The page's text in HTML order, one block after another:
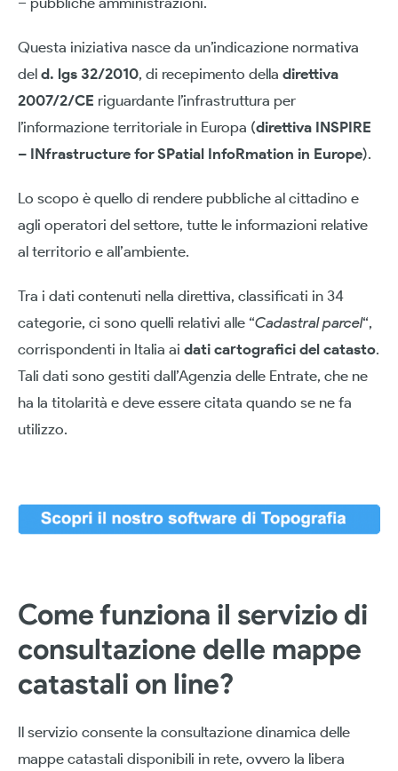
Questa iniziativa nasce da un’indicazione normativa
del d. lgs 32/2010, di recepimento della direttiva
2007/2/CE riguardante l’infrastruttura per
l’informazione territoriale in Europa (direttiva INSPIRE
– INfrastructure for SPatial InfoRmation in Europe).
Lo scopo è quello di rendere pubbliche al cittadino e
agli operatori del settore, tutte le informazioni relative
al territorio e all’ambiente.
Tra i dati contenuti nella direttiva, classificati in 34
categorie, ci sono quelli relativi alle “Cadastral parcel“,
corrispondenti in Italia ai dati cartografici del catasto.
Tali dati sono gestiti dall’Agenzia delle Entrate, che ne
ha la titolarità e deve essere citata quando se ne fa
utilizzo.
Come funziona il servizio di
consultazione delle mappe
catastali on line?
Il servizio consente la consultazione dinamica delle
mappe catastali disponibili in rete, ovvero la libera